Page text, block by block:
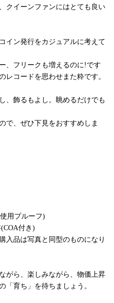
クイーンファンにはとても良い
イン発行をカジュアルに考えて
、フリークも増えるのに!です
レコードを思わせまた粋です。
、飾るもよし。眺めるだけでも
で、ぜひ下見をおすすめしま
用プルーフ)
付き)
入品は写真と同型のものになり
がら、楽しみながら、物価上昇
「育ち」を待ちましょう。